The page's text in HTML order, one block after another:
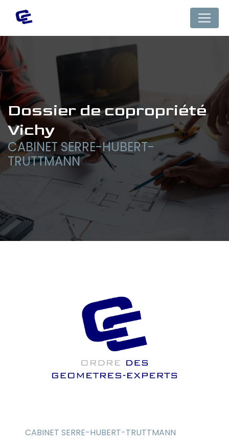
dossier de copropriété
Vichy
CABINET SERRE-HUBERT-
TRUTTMANN
CABINET SERRE-HUBERT-TRUTTMANN